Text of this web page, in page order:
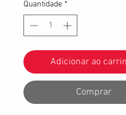
Quantidade *
Adicionar ao
Comprar